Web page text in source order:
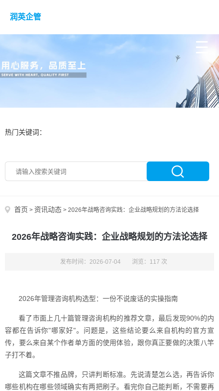
润英企管
热门关键词：
首页 > 资讯动态 > 2026年战略咨询实践：企业战略规划的方法论选择
2026年战略咨询实践：企业战略规划的方法论选择
发布时间：2026-07-04 浏览：117 次
2026年管理咨询机构选型：一份不说废话的实操指南
看了市面上几十篇管理咨询机构的推荐文章，最后发现90%的内
容都在告诉你"哪家好"。问题是，这些结论要么来自机构的官方宣
传，要么来自某个作者单方面的使用体验，跟你真正要做的决策八竿
子打不着。
这篇文章不推品牌，只讲判断标准。先说清楚怎么选，再告诉你
哪些机构在哪些领域确实有两把刷子。看完你自己能判断，不需要再